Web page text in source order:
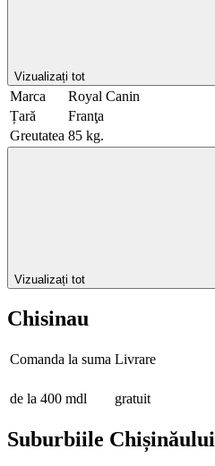
Vizualizați tot
Marca
Royal Canin
Țară
Franţa
Greutatea 85 kg.
Vizualizați tot
Chisinau
Comanda la suma Livrare
de la 400 mdl gratuit
Suburbiile Chișinăului